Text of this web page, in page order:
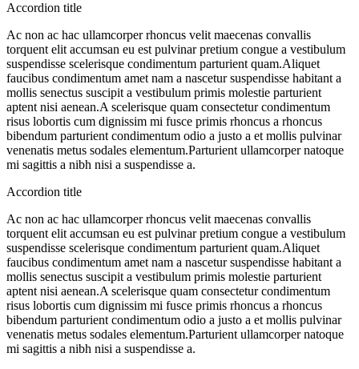
Accordion title
Ac non ac hac ullamcorper rhoncus velit maecenas convallis
torquent elit accumsan eu est pulvinar pretium congue a vestibulum
suspendisse scelerisque condimentum parturient quam.Aliquet
faucibus condimentum amet nam a nascetur suspendisse habitant a
mollis senectus suscipit a vestibulum primis molestie parturient
aptent nisi aenean.A scelerisque quam consectetur condimentum
risus lobortis cum dignissim mi fusce primis rhoncus a rhoncus
bibendum parturient condimentum odio a justo a et mollis pulvinar
venenatis metus sodales elementum.Parturient ullamcorper natoque
mi sagittis a nibh nisi a suspendisse a.
Accordion title
Ac non ac hac ullamcorper rhoncus velit maecenas convallis
torquent elit accumsan eu est pulvinar pretium congue a vestibulum
suspendisse scelerisque condimentum parturient quam.Aliquet
faucibus condimentum amet nam a nascetur suspendisse habitant a
mollis senectus suscipit a vestibulum primis molestie parturient
aptent nisi aenean.A scelerisque quam consectetur condimentum
risus lobortis cum dignissim mi fusce primis rhoncus a rhoncus
bibendum parturient condimentum odio a justo a et mollis pulvinar
venenatis metus sodales elementum.Parturient ullamcorper natoque
mi sagittis a nibh nisi a suspendisse a.